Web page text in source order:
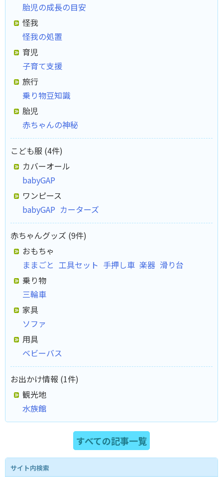
胎児の成長の目安
怪我
怪我の処置
育児
子育て支援
旅行
乗り物豆知識
胎児
赤ちゃんの神秘
こども服 (4件)
カバーオール
babyGAP
ワンピース
babyGAP カーターズ
赤ちゃんグッズ (9件)
おもちゃ
ままごと 工具セット 手押し車 楽器 滑り台
乗り物
三輪車
家具
ソファ
用具
ベビーバス
お出かけ情報 (1件)
観光地
水族館
すべての記事一覧
サイト内検索